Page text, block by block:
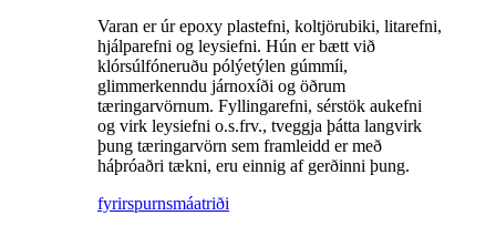
Varan er úr epoxy plastefni, koltjörubiki, litarefni,
hjálparefni og leysiefni. Hún er bætt við
klórsúlfóneruðu pólýetýlen gúmmíi,
glimmerkenndu járnoxíði og öðrum
tæringarvörnum. Fyllingarefni, sérstök aukefni
og virk leysiefni o.s.frv., tveggja þátta langvirk
þung tæringarvörn sem framleidd er með
háþróaðri tækni, eru einnig af gerðinni þung.
fyrirspurnsmáatriði